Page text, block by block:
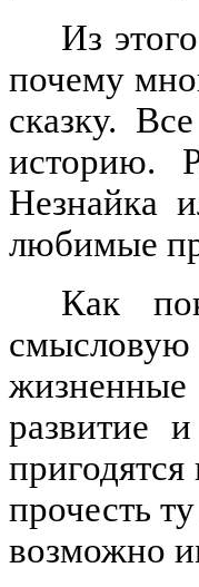
Из
почему
сказку.
историю.
Незнайка
любимые
Как
смысловую
жизненные
развитие
прочесть
возможно